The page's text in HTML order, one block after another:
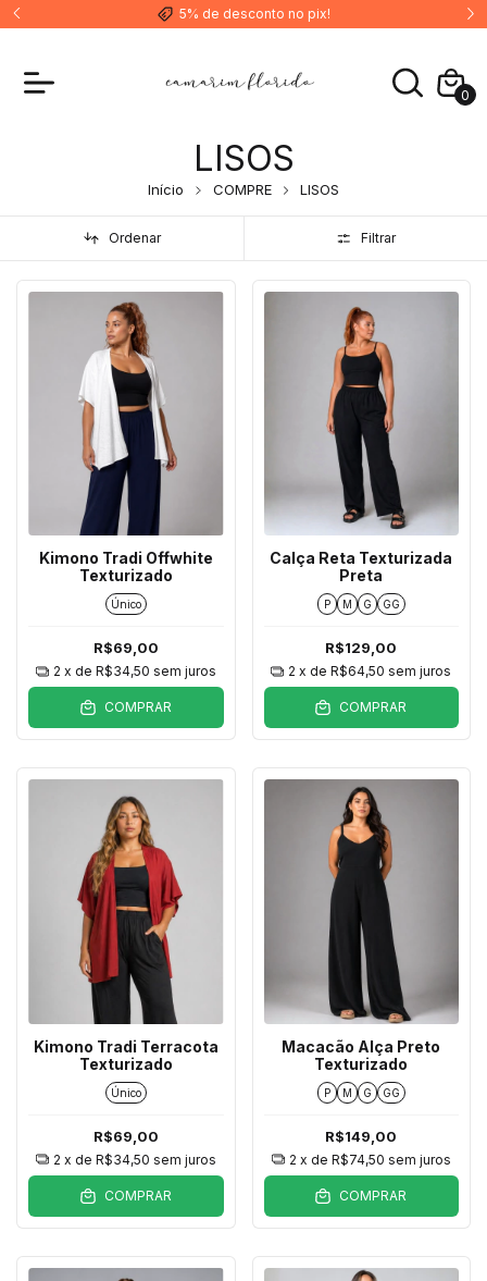
5% de desconto no pix!
0
LISOS
Início COMPRE LISOS
Ordenar Filtrar
Kimono Tradi Offwhite
Texturizado
Único
R$69,00
2 x de R$34,50 sem juros
COMPRAR
Calça Reta Texturizada
Preta
P M G GG
R$129,00
2 x deR$64,50 sem juros
COMPRAR
Kimono Tradi Terracota
Texturizado
Único
R$69,00
2 x de R$34,50 sem juros
COMPRAR
Macacão Alça Preto
Texturizado
P M G GG
R$149,00
2 x de R$74,50 sem juros
COMPRAR